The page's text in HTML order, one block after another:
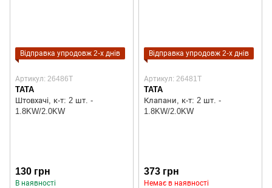
Відправка упродовж 2-х днів
Артикул: 26486T
TATA
Штовхачі, к-т: 2 шт. -
1.8KW/2.0KW
130 грн
В наявності
Відправка упродовж 2-х днів
Артикул: 26481T
TATA
Клапани, к-т: 2 шт. -
1.8KW/2.0KW
373 грн
Немає в наявності